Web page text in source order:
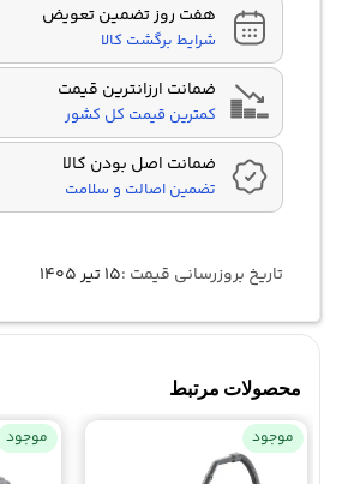
هفت روز تضمین تعویض
شرایط برگشت کالا
ضمانت ارزانترین قیمت
کمترین قیمت کل کشور
ضمانت اصل بودن کالا
تضمین اصالت و سلامت
تاریخ بروزرسانی قیمت :۱۵ تیر ۱۴۰۵
محصولات مرتبط
موجود موجود